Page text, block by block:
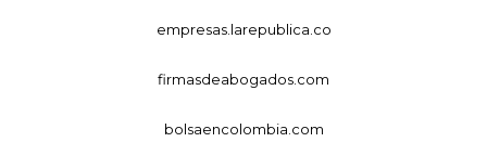
empresas.larepublica.co
firmasdeabogados.com
bolsaencolombia.com